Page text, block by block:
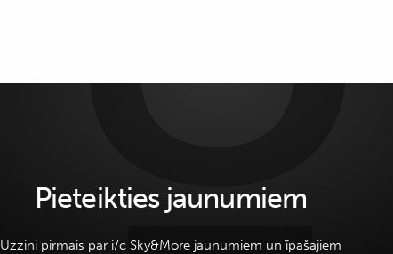
Pieteikties jaunumiem
Uzzini pirmais par i/c Sky&More jaunumiem un īpašajiem